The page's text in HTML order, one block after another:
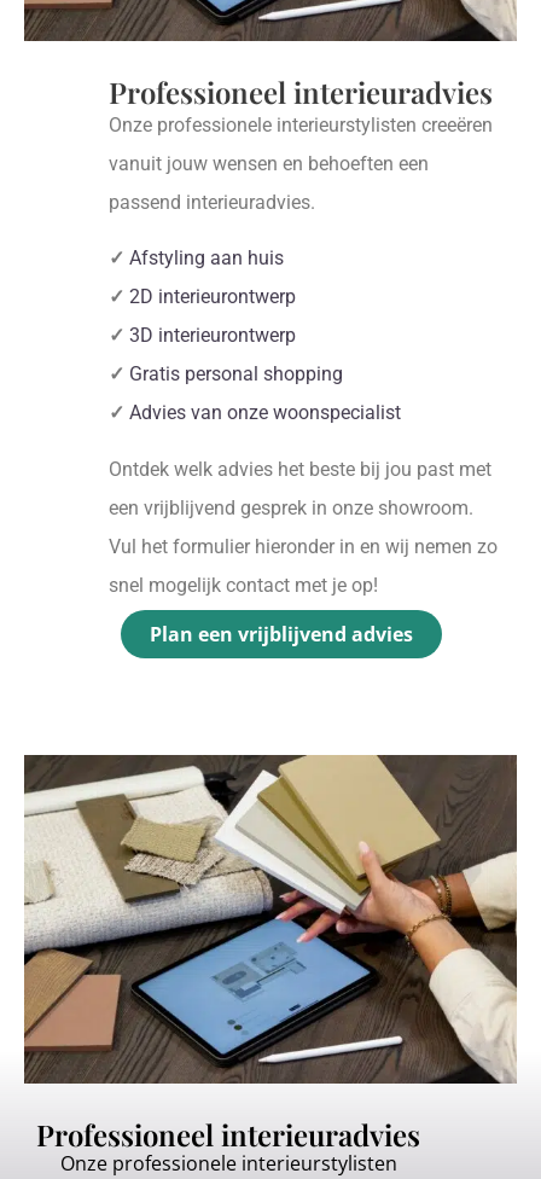
Professioneel interieuradvies
Onze professionele interieurstylisten creeëren
vanuit jouw wensen en behoeften een
passend interieuradvies.
✓ Afstyling aan huis
✓ 2D interieurontwerp
✓ 3D interieurontwerp
✓ Gratis personal shopping
✓ Advies van onze woonspecialist
Ontdek welk advies het beste bij jou past met
een vrijblijvend gesprek in onze showroom.
Vul het formulier hieronder in en wij nemen zo
snel mogelijk contact met je op!
Plan een vrijblijvend advies
Professioneel interieuradvies
Onze professionele interieurstylisten